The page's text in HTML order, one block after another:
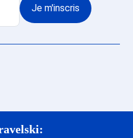
Flaine Forêt
Flaine Front de
Les Deux Alpes
Les Deux Alpes
Je m'inscris